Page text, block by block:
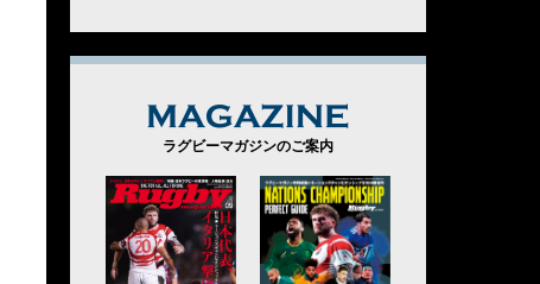
ラグビーマガジンのご案内